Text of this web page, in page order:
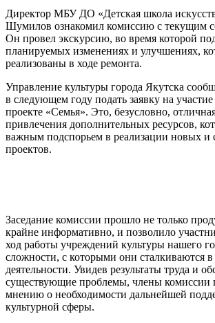
Директор МБУ ДО «Детская школа
Шумилов ознакомил комиссию с текущим
Он провел экскурсию, во время которой
планируемых изменениях и улучшениях,
реализованы в ходе ремонта.
Управление культуры города Якутска
в следующем году подать заявку на
проекте «Семья». Это, безусловно,
привлечения дополнительных ресурсов,
важным подспорьем в реализации новых
проектов.
Заседание комиссии прошло не только
крайне информативно, и позволило
ход работы учреждений культуры нашего
сложности, с которыми они сталкиваются в
деятельности. Увидев результаты труда и
существующие проблемы, члены
мнению о необходимости дальнейшей
культурной сферы.